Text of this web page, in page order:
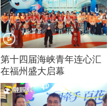
第十四届海峡青年连心汇
在福州盛大启幕